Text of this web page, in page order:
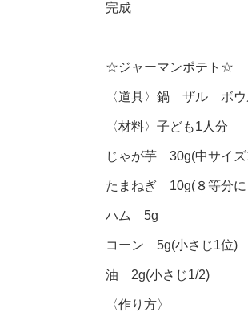
完成
☆ジャーマンポテト☆
〈道具〉鍋 ザル ボウ
〈材料〉子ども1人分
じゃが芋 30g(中サイズ
たまねぎ 10g(８等分に
ハム 5g
コーン 5g(小さじ1位)
油 2g(小さじ1/2)
〈作り方〉